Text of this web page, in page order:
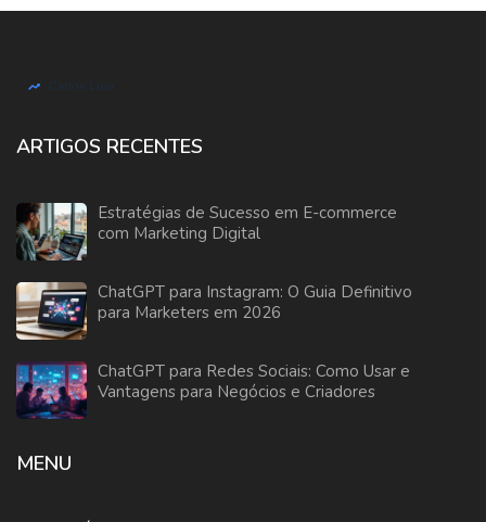
ARTIGOS RECENTES
Estratégias de Sucesso em E-commerce
com Marketing Digital
ChatGPT para Instagram: O Guia Definitivo
para Marketers em 2026
ChatGPT para Redes Sociais: Como Usar e
Vantagens para Negócios e Criadores
MENU